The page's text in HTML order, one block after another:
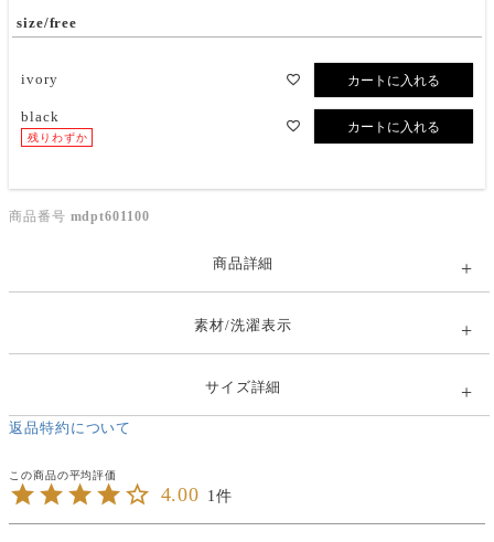
size/free
ivory カートに入れる
black
残りわずか
カートに入れる
商品番号 mdpt601100
商品詳細
素材/洗濯表示
サイズ詳細
返品特約について
4.00 1